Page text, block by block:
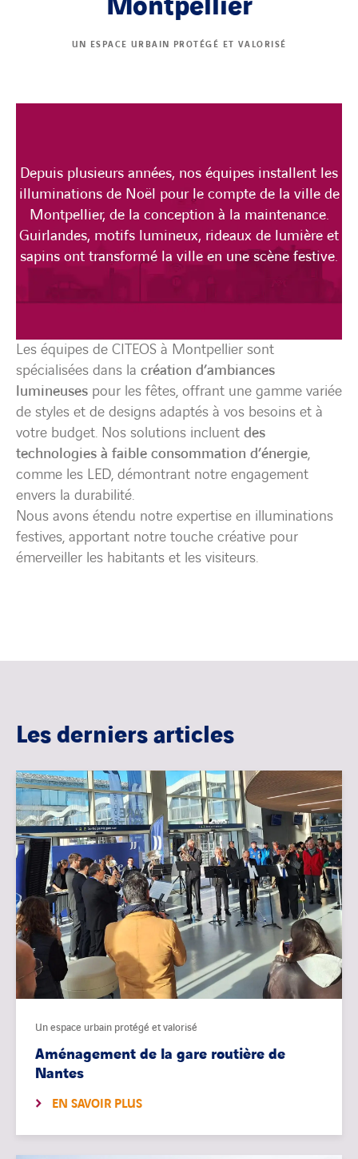
UN ESPACE URBAIN PROTÉGÉ ET VALORISÉ
Depuis plusieurs années, nos équipes installent les
illuminations de Noël pour le compte de la ville de
Montpellier, de la conception à la maintenance.
Guirlandes, motifs lumineux, rideaux de lumière et
sapins ont transformé la ville en une scène festive.
Les équipes de CITEOS à Montpellier sont
spécialisées dans la création d’ambiances
lumineuses pour les fêtes, offrant une gamme variée
de styles et de designs adaptés à vos besoins et à
votre budget. Nos solutions incluent des
technologies à faible consommation d’énergie,
comme les LED, démontrant notre engagement
envers la durabilité.
Nous avons étendu notre expertise en illuminations
festives, apportant notre touche créative pour
émerveiller les habitants et les visiteurs.
Les derniers articles
Un espace urbain protégé et valorisé
Aménagement de la gare routière de
Nantes
EN SAVOIR PLUS